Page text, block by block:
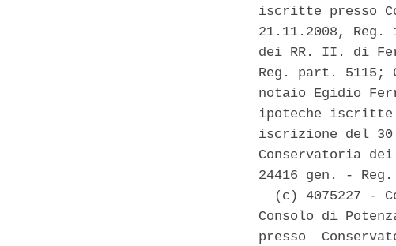
iscritte presso
21.11.2008,
dei RR. II. di
Reg. part.
notaio Egidio
ipoteche iscritte
iscrizione del
Conservatoria
24416 gen. -
(c) 4075227 -
Consolo di
presso